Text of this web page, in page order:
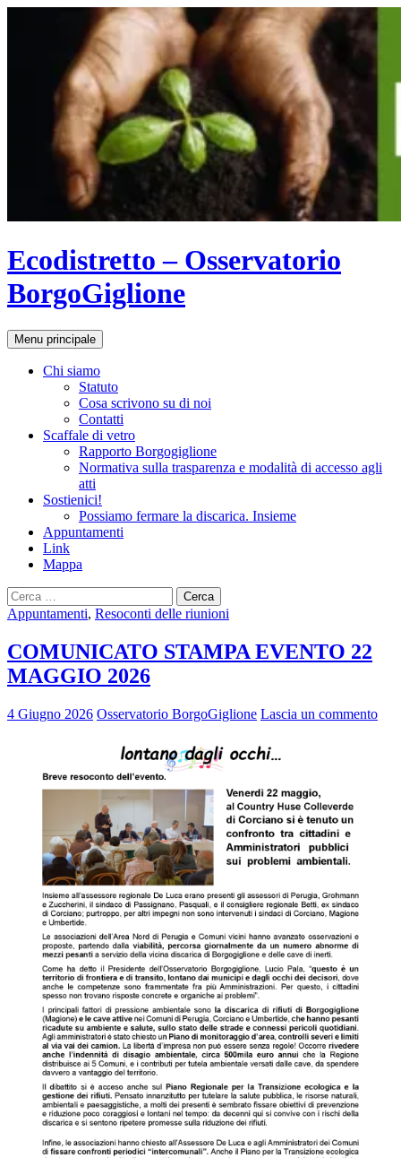
Ecodistretto – Osservatorio
BorgoGiglione
Cerca
Menu principale
Chi siamo
Statuto
Cosa scrivono su di noi
Contatti
Scaffale di vetro
Rapporto Borgogiglione
Normativa sulla trasparenza e modalità di accesso agli
atti
Sostienici!
Possiamo fermare la discarica. Insieme
Appuntamenti
Link
Mappa
Ricerca
per:
Appuntamenti, Resoconti delle riunioni
COMUNICATO STAMPA EVENTO 22
MAGGIO 2026
4 Giugno 2026 Osservatorio BorgoGiglione Lascia un commento